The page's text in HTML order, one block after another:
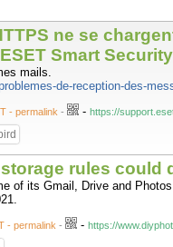
ne se
Smart
mails.
de-reception-des-
- permalink - - https://
rules could
of its Gmail, Drive and
- permalink - - https://